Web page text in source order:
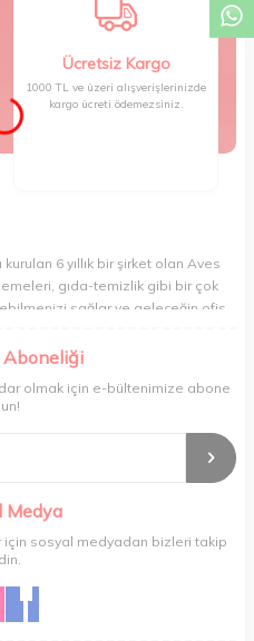
Ücretsiz Kargo
1000 TL ve üzeri alışverişlerinizde
kargo ücreti ödemezsiniz.
6 yıllık bir şirket olan Aves
gıda-temizlik gibi bir çok
sağlar ve geleceğin ofis
yüksek kalitedeki ürünleriyle
daha profesyonel bir hâle
Aboneliği
olmak için e-bültenimize abone
Medya
sosyal medyadan bizleri takip